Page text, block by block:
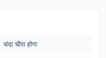
चंदा चीरा होगा